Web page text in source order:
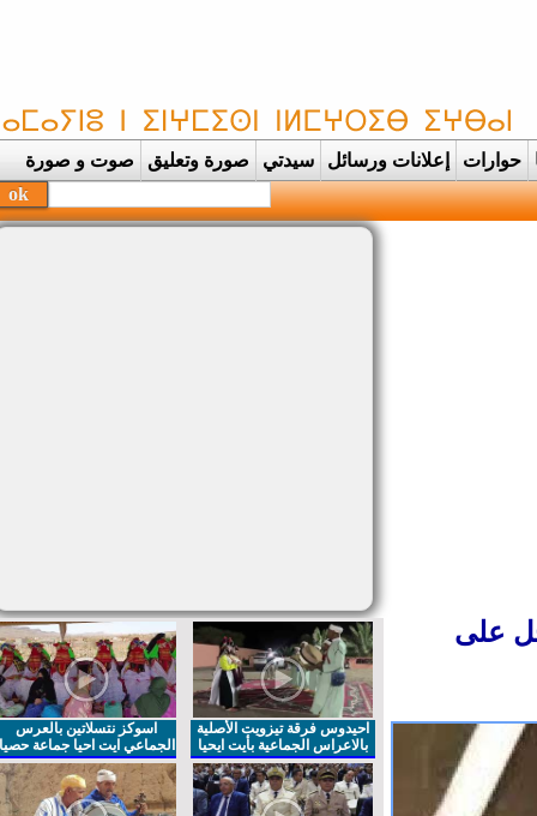
حوارات إعلانات ورسائل سيدتي صورة وتعليق صوت و صورة
على
احيدوس فرقة تيزويت الأصلية
بالاعراس الجماعية بأيت ايحيا
اسوكز نتسلاتين بالعرس
الجماعي ايت احيا جماعة حصيا